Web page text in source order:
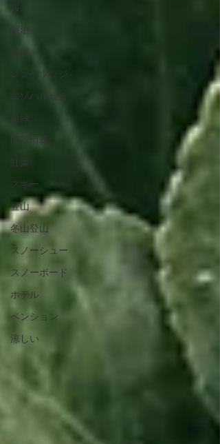
桜
宿泊
気候
レンゲツツジ
エゾハルゼミ
新緑
開花情報
紅葉
スキー
登山
冬山登山
スノーシュー
スノーボード
ホテル
ペンション
涼しい